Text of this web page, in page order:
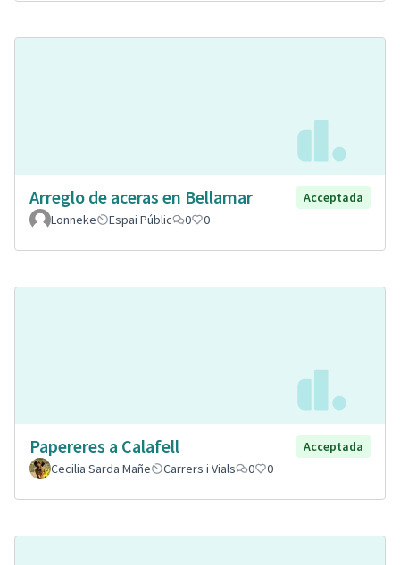
Arreglo de aceras en Bellamar
Acceptada
Lonneke
Espai Públic 0 0
Papereres a Calafell
Acceptada
Cecilia Sarda Mañe
Carrers i Vials 0 0